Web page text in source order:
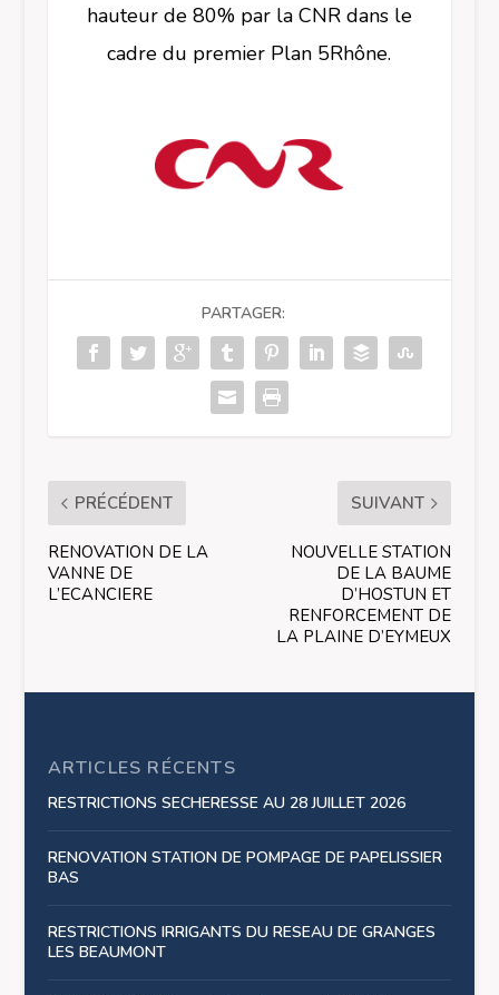
hauteur de 80% par la CNR dans le
cadre du premier Plan 5Rhône.
PARTAGER:
PRÉCÉDENT
RENOVATION DE LA
VANNE DE
L’ECANCIERE
SUIVANT
NOUVELLE STATION
DE LA BAUME
D’HOSTUN ET
RENFORCEMENT DE
LA PLAINE D’EYMEUX
ARTICLES RÉCENTS
RESTRICTIONS SECHERESSE AU 28 JUILLET 2026
RENOVATION STATION DE POMPAGE DE PAPELISSIER
BAS
RESTRICTIONS IRRIGANTS DU RESEAU DE GRANGES
LES BEAUMONT